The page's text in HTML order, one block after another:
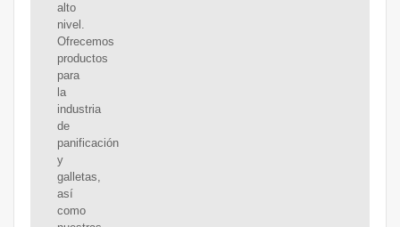
alto
nivel.
Ofrecemos
productos
para
la
industria
de
panificación
y
galletas,
así
como